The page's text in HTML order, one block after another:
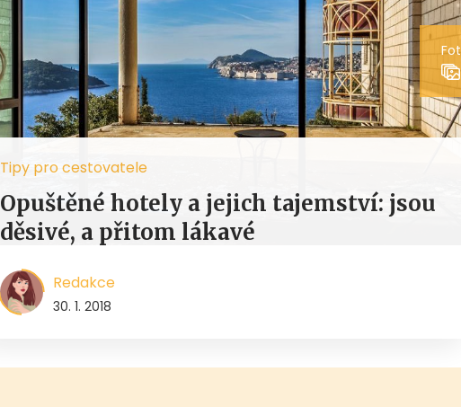
Tipy pro cestovatele
Opuštěné hotely a jejich tajemství: jsou
děsivé, a přitom lákavé
Redakce
30. 1. 2018